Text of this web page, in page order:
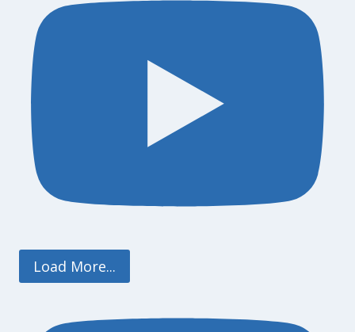
Load More...